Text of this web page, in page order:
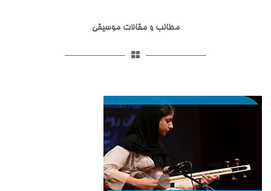
مختلفی ساخته شده اند.ساز دف از ساز های کوبه ای با قدمت ایرانی
اصلی مجالس عیش و طرب و محافل اهل ذوق و عرفان و مجالس
صدایی بم تر است. استاد حدادی مدرس ساز دف در آموزشگاه
موسیقی تاج بخش هستند.استاد حدادی از شاگردان استاد کامکار
بوده و سال ها سابقه نوازندگی تخصصی دف را در رزومه حرفه ای خود
دارند.ایشان درکنسرت های بسیاری که در ایران و سایر کشور ها برگزار
می شود ،همراه با گروه های مختلف در زمینه نوازندگی دف همکاری
داشته اند.
صداسازی و آواز پاپ یکی از خدمات آموزشگاه موسیقی تاج بخش
است که در زیرگروه آموزش اواز در این آموزشگاه موسیقی با بهترین
اساتید این حوزه آموزش داده می شود.
صداسازی و آواز پاپ
مطالب و مقالات موسیقی